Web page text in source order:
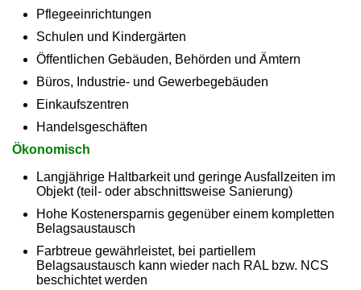
Pflegeeinrichtungen
Schulen und Kindergärten
Öffentlichen Gebäuden, Behörden und Ämtern
Büros, Industrie- und Gewerbegebäuden
Einkaufszentren
Handelsgeschäften
Ökonomisch
Langjährige Haltbarkeit und geringe Ausfallzeiten im
Objekt (teil- oder abschnittsweise Sanierung)
Hohe Kostenersparnis gegenüber einem kompletten
Belagsaustausch
Farbtreue gewährleistet, bei partiellem
Belagsaustausch kann wieder nach RAL bzw. NCS
beschichtet werden